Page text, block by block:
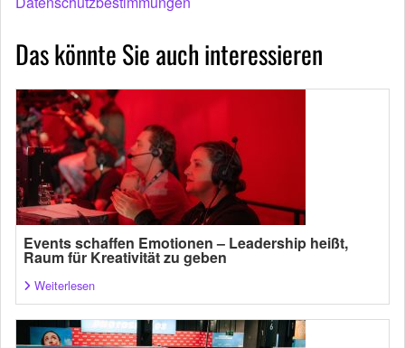
Das könnte Sie auch interessieren
Events schaffen Emotionen – Leadership heißt,
Raum für Kreativität zu geben
Weiterlesen